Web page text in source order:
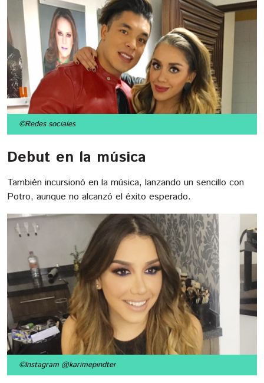
©Redes sociales
Debut en la música
También incursionó en la música, lanzando un sencillo con
Potro, aunque no alcanzó el éxito esperado.
©Instagram @karimepindter